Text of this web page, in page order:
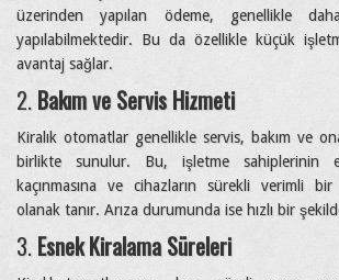
üzerinden yapılan ödeme, genellikle
yapılabilmektedir. Bu da özellikle küçük
avantaj sağlar.
2. Bakım ve Servis Hizmeti
Kiralık otomatlar genellikle servis, bakım ve
birlikte sunulur. Bu, işletme sahiplerinin
kaçınmasına ve cihazların sürekli verimli bir
olanak tanır. Arıza durumunda ise hızlı bir
3. Esnek Kiralama Süreleri